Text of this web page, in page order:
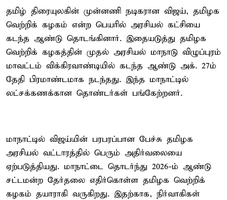
தமிழ் திரையுலகின் முன்னணி நடிகரான விஜய், தமிழக
வெற்றிக் கழகம் என்ற பெயரில் அரசியல் கட்சியை
கடந்த ஆண்டு தொடங்கினார். இதையடுத்து தமிழக
வெற்றிக் கழகத்தின் முதல் அரசியல் மாநாடு விழுப்புரம்
மாவட்டம் விக்கிரவாண்டியில் கடந்த ஆண்டு அக். 27ம்
தேதி பிரமாண்டமாக நடந்தது. இந்த மாநாட்டில்
லட்சக்கணக்கான தொண்டர்கள் பங்கேற்றனர்.
மாநாட்டில் விஜய்யின் பரபரப்பான பேச்சு தமிழக
அரசியல் வட்டாரத்தில் பெரும் அதிர்வலையை
ஏற்படுத்தியது. மாநாட்டை தொடர்ந்து 2026-ம் ஆண்டு
சட்டமன்ற தேர்தலை எதிர்கொள்ள தமிழக வெற்றிக்
கழகம் தயாராகி வருகிறது. இதற்காக, நிர்வாகிகள்